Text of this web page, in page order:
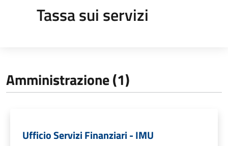
Tassa sui servizi
Amministrazione (1)
Ufficio Servizi Finanziari - IMU